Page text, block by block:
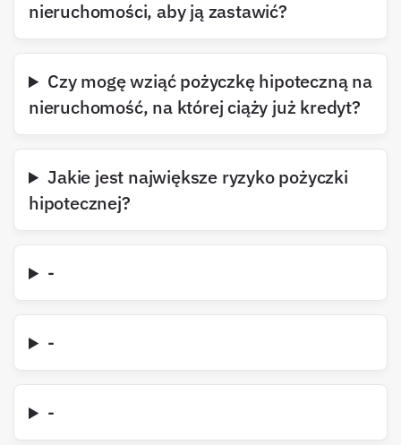
nieruchomości, aby ją zastawić?
Czy mogę wziąć pożyczkę hipoteczną na
nieruchomość, na której ciąży już kredyt?
Jakie jest największe ryzyko pożyczki
hipotecznej?
-
-
-